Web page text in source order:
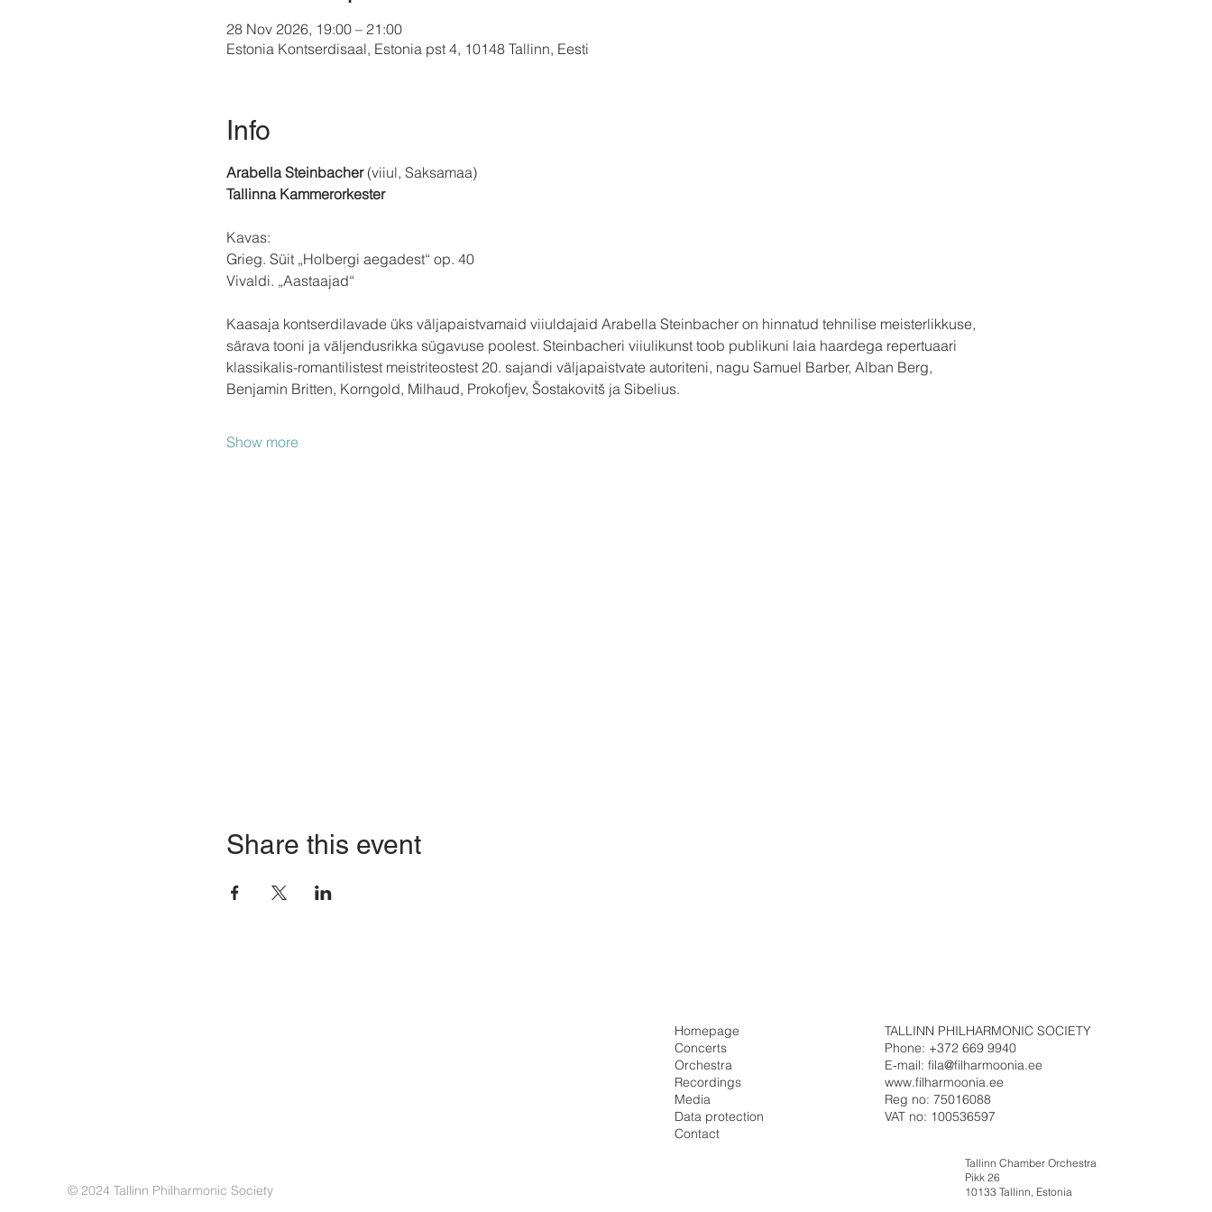
28 Nov 2026, 19:00 – 21:00
Estonia Kontserdisaal, Estonia pst 4, 10148 Tallinn, Eesti
Info
Arabella Steinbacher (viiul, Saksamaa)
Tallinna Kammerorkester
Kavas:
Grieg. Süit „Holbergi aegadest“ op. 40
Vivaldi. „Aastaajad“
Kaasaja kontserdilavade üks väljapaistvamaid viiuldajaid Arabella Steinbacher on hinnatud tehnilise meisterlikkuse,
särava tooni ja väljendusrikka sügavuse poolest. Steinbacheri viiulikunst toob publikuni laia haardega repertuaari
klassikalis-romantilistest meistriteostest 20. sajandi väljapaistvate autoriteni, nagu Samuel Barber, Alban Berg,
Benjamin Britten, Korngold, Milhaud, Prokofjev, Šostakovitš ja Sibelius.
Show more
Share this event
© 2024 Tallinn Philharmonic Society
Homepage
Concerts
Orchestra
Recordings
Media
Data protection
Contact
TALLINN PHILHARMONIC SOCIETY
Phone: +372 669 9940
E-mail: fila@filharmoonia.ee
www.filharmoonia.ee
Reg no: 75016088
VAT no: 100536597
Tallinn Chamber Orchestra
Pikk 26
10133 Tallinn, Estonia